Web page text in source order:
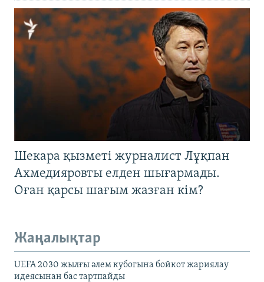
Шекара қызметі журналист Лұқпан
Ахмедияровты елден шығармады.
Оған қарсы шағым жазған кім?
Жаңалықтар
UEFA 2030 жылғы әлем кубогына бойкот жариялау
идеясынан бас тартпайды